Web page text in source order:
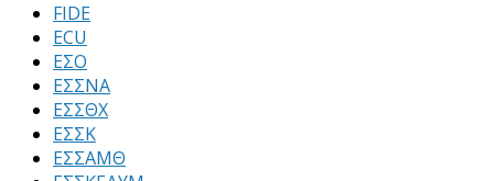
FIDE
ECU
ΕΣΟ
ΕΣΣΝΑ
ΕΣΣΘΧ
ΕΣΣΚ
ΕΣΣΑΜΘ